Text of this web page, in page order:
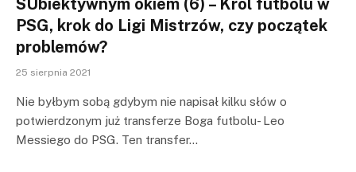
SUbiektywnym okiem (6) – Król futbolu w
PSG, krok do Ligi Mistrzów, czy początek
problemów?
25 sierpnia 2021
Nie byłbym sobą gdybym nie napisał kilku słów o
potwierdzonym już transferze Boga futbolu- Leo
Messiego do PSG. Ten transfer…